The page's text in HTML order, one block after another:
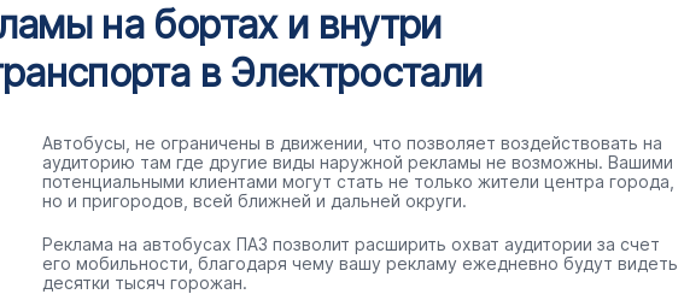
на бортах и внутри
в Электростали
Автобусы, не ограничены в движении, что позволяет воздействовать на
аудиторию там где другие виды наружной рекламы не возможны. Вашими
потенциальными клиентами могут стать не только жители центра города,
но и пригородов, всей ближней и дальней округи.
Реклама на автобусах ПАЗ позволит расширить охват аудитории за счет
его мобильности, благодаря чему вашу рекламу ежедневно будут видеть
десятки тысяч горожан.